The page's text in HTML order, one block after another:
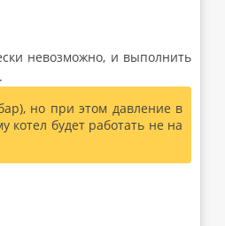
невозможно, и выполнить
но при этом давление в
котел будет работать не на